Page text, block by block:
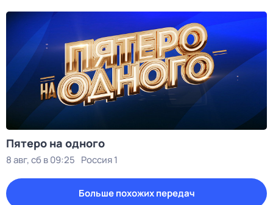
Пятеро на одного
8 авг, сб в 09:25 Россия 1
Больше похожих передач